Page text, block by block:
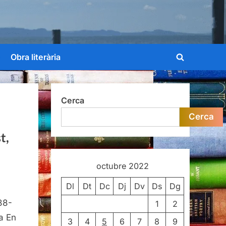
Obra literària
Toggle
search
form
En
Cerca
Cerca
octubre 2022
Dl Dt Dc Dj Dv Ds
Dg
1
2
3
4 5 6 7 8
9